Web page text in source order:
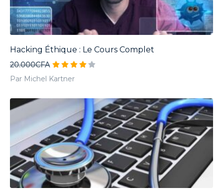
Hacking Éthique : Le Cours Complet
20.000CFA
Par Michel Kartner